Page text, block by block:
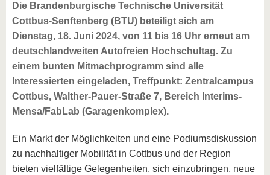
Die Brandenburgische Technische Universität
Cottbus-Senftenberg (BTU) beteiligt sich am
Dienstag, 18. Juni 2024, von 11 bis 16 Uhr erneut am
deutschlandweiten Autofreien Hochschultag. Zu
einem bunten Mitmachprogramm sind alle
Interessierten eingeladen, Treffpunkt: Zentralcampus
Cottbus, Walther-Pauer-Straße 7, Bereich Interims-
Mensa/FabLab (Garagenkomplex).
Ein Markt der Möglichkeiten und eine Podiumsdiskussion
zu nachhaltiger Mobilität in Cottbus und der Region
bieten vielfältige Gelegenheiten, sich einzubringen, neue